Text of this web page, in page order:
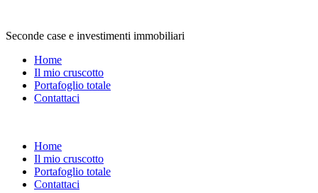
Seconde case e investimenti immobiliari
Home
Il mio cruscotto
Portafoglio totale
Contattaci
Home
Il mio cruscotto
Portafoglio totale
Contattaci